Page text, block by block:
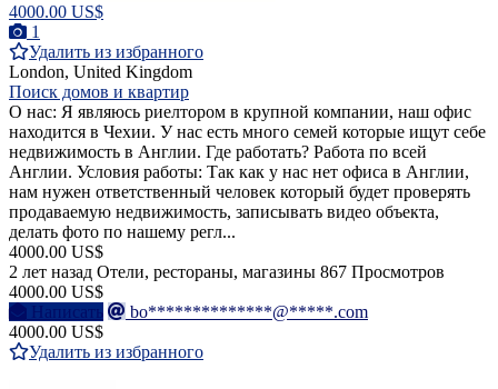
4000.00 US$
1
Удалить из избранного
London, United Kingdom
Поиск домов и квартир
О нас: Я являюсь риелтором в крупной компании, наш офис
находится в Чехии. У нас есть много семей которые ищут себе
недвижимость в Англии. Где работать? Работа по всей
Англии. Условия работы: Так как у нас нет офиса в Англии,
нам нужен ответственный человек который будет проверять
продаваемую недвижимость, записывать видео объекта,
делать фото по нашему регл...
4000.00 US$
2 лет назад Отели, рестораны, магазины 867 Просмотров
4000.00 US$
Написать
bo**************@*****.com
4000.00 US$
Удалить из избранного